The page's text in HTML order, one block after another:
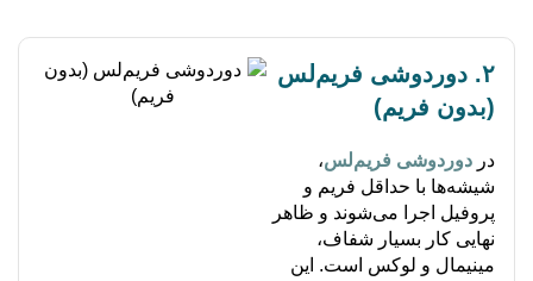
۲. دوردوشی فریم‌لس
(بدون فریم)
در دوردوشی فریم‌لس،
شیشه‌ها با حداقل فریم و
پروفیل اجرا می‌شوند و ظاهر
نهایی کار بسیار شفاف،
مینیمال و لوکس است. این